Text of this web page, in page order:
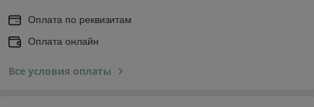
Оплата по реквизитам
Оплата онлайн
Все условия оплаты